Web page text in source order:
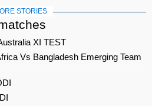
STORIES
XI TEST
Vs Bangladesh Emerging Team